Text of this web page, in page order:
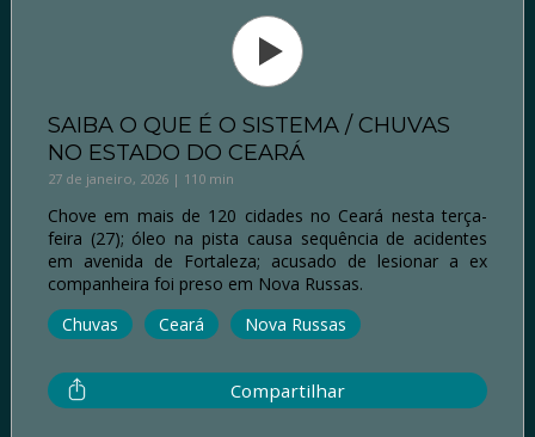
SAIBA O QUE É O SISTEMA / CHUVAS
NO ESTADO DO CEARÁ
27 de janeiro, 2026 | 110 min
Chove em mais de 120 cidades no Ceará nesta terça-
feira (27); óleo na pista causa sequência de acidentes
em avenida de Fortaleza; acusado de lesionar a ex
companheira foi preso em Nova Russas.
Chuvas
Ceará Nova Russas
Compartilhar